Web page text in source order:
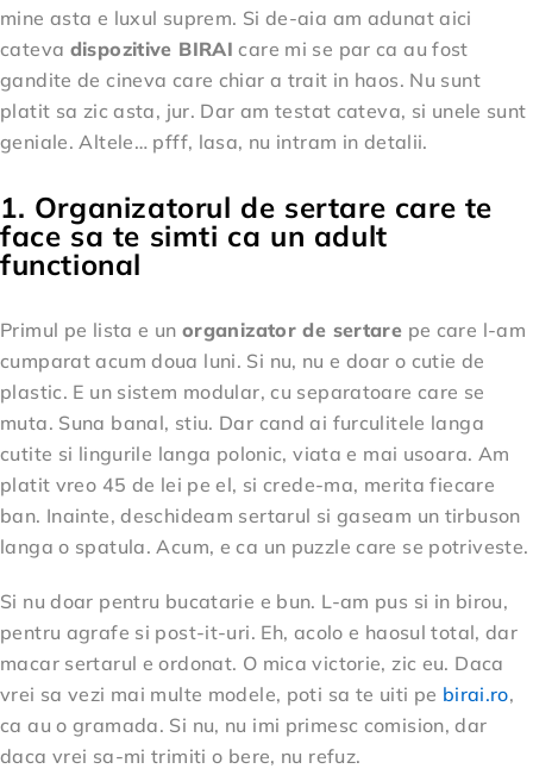
mine asta e luxul suprem. Si de-aia am adunat aici
cateva dispozitive BIRAI care mi se par ca au fost
gandite de cineva care chiar a trait in haos. Nu sunt
platit sa zic asta, jur. Dar am testat cateva, si unele sunt
geniale. Altele… pfff, lasa, nu intram in detalii.
1. Organizatorul de sertare care te
face sa te simti ca un adult
functional
Primul pe lista e un organizator de sertare pe care l-am
cumparat acum doua luni. Si nu, nu e doar o cutie de
plastic. E un sistem modular, cu separatoare care se
muta. Suna banal, stiu. Dar cand ai furculitele langa
cutite si lingurile langa polonic, viata e mai usoara. Am
platit vreo 45 de lei pe el, si crede-ma, merita fiecare
ban. Inainte, deschideam sertarul si gaseam un tirbuson
langa o spatula. Acum, e ca un puzzle care se potriveste.
Si nu doar pentru bucatarie e bun. L-am pus si in birou,
pentru agrafe si post-it-uri. Eh, acolo e haosul total, dar
macar sertarul e ordonat. O mica victorie, zic eu. Daca
vrei sa vezi mai multe modele, poti sa te uiti pe birai.ro,
ca au o gramada. Si nu, nu imi primesc comision, dar
daca vrei sa-mi trimiti o bere, nu refuz.